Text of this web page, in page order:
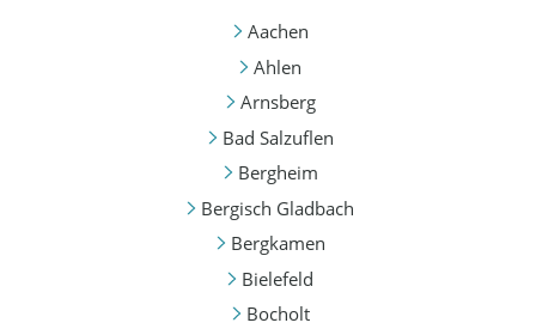
Aachen
Ahlen
Arnsberg
Bad Salzuflen
Bergheim
Bergisch Gladbach
Bergkamen
Bielefeld
Bocholt